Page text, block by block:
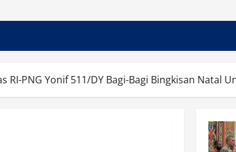
RI-PNG Yonif 511/DY Bagi-Bagi Bingkisan Natal